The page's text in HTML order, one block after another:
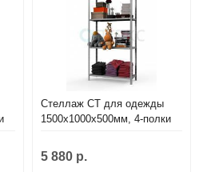
Стеллаж СТ для одежды
1500х1000х500мм, 4-полки
5 880 р.